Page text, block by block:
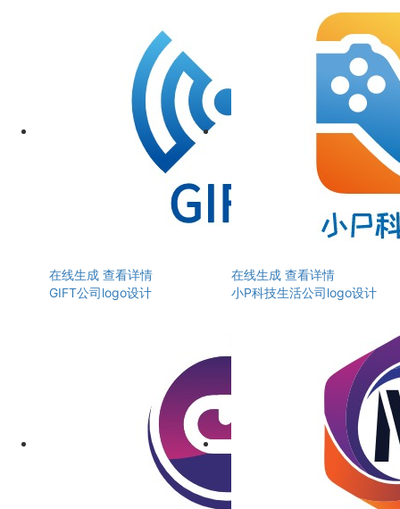
在线生成 查看详情
GIFT公司logo设计
在线生成 查看详情
小P科技生活公司logo设计